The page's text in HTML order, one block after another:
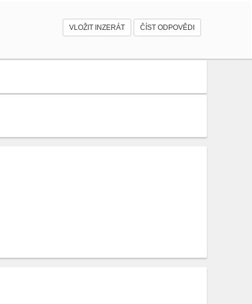
VLOŽIT INZERÁT ČÍST ODPOVĚDI